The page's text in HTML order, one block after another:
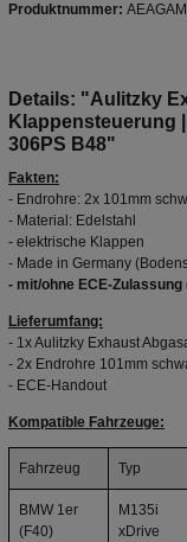
Produktnummer:
Details: "Aulitzky
Klappensteuerung
306PS B48"
Fakten:
- Endrohre: 2x 101mm
- Material: Edelstahl
- elektrische Klappen
- Made in Germany
- mit/ohne ECE-
Lieferumfang:
- 1x Aulitzky Exhaust
- 2x Endrohre 101mm
- ECE-Handout
Kompatible Fahrzeuge:
Fahrzeug Typ
BMW 1er
(F40)
M135i
xDrive